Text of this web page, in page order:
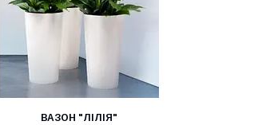
ВАЗОН "ЛІЛІЯ"